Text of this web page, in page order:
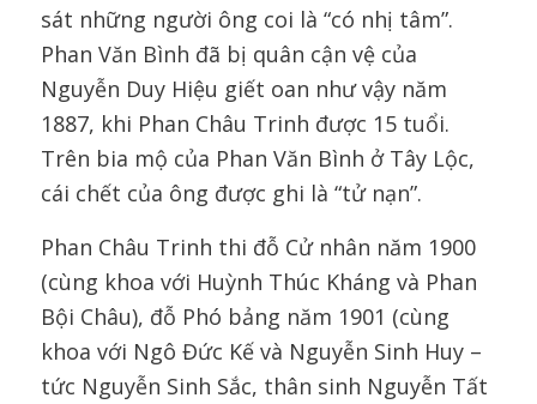
sát những người ông coi là “có nhị tâm”.
Phan Văn Bình đã bị quân cận vệ của
Nguyễn Duy Hiệu giết oan như vậy năm
1887, khi Phan Châu Trinh được 15 tuổi.
Trên bia mộ của Phan Văn Bình ở Tây Lộc,
cái chết của ông được ghi là “tử nạn”.
Phan Châu Trinh thi đỗ Cử nhân năm 1900
(cùng khoa với Huỳnh Thúc Kháng và Phan
Bội Châu), đỗ Phó bảng năm 1901 (cùng
khoa với Ngô Đức Kế và Nguyễn Sinh Huy –
tức Nguyễn Sinh Sắc, thân sinh Nguyễn Tất